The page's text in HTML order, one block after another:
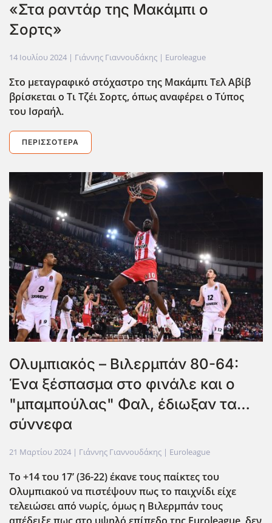
«Στα ραντάρ της Μακάμπι ο
Σορτς»
14 Ιουλίου 2024 | Γιάννης Γιαννουδάκης | Euroleague
Στο μεταγραφικό στόχαστρο της Μακάμπι Τελ Αβίβ
βρίσκεται ο Τι Τζέι Σορτς, όπως αναφέρει ο Τύπος
του Ισραήλ.
ΠΕΡΙΣΣΌΤΕΡΑ
Ολυμπιακός – Βιλερμπάν 80-64:
Ένα ξέσπασμα στο φινάλε και ο
"μπαμπούλας" Φαλ, έδιωξαν τα…
σύννεφα
21 Μαρτίου 2024 | Γιάννης Γιαννουδάκης | Euroleague
Το +14 του 17’ (36-22) έκανε τους παίκτες του
Ολυμπιακού να πιστέψουν πως το παιχνίδι είχε
τελειώσει από νωρίς, όμως η Βιλερμπάν τους